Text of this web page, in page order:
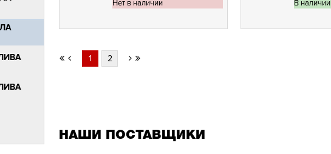
Нет в наличии
В наличии
1 2
НАШИ ПОСТАВЩИКИ